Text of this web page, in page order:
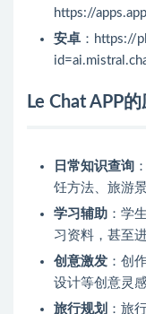
https://
安卓 ：https://
Le Chat APP
日常知识查询
饪方法、旅游
学习辅助 ：学
习资料，甚至
创意激发 ：创
设计等创意灵感
旅行规划 ：旅